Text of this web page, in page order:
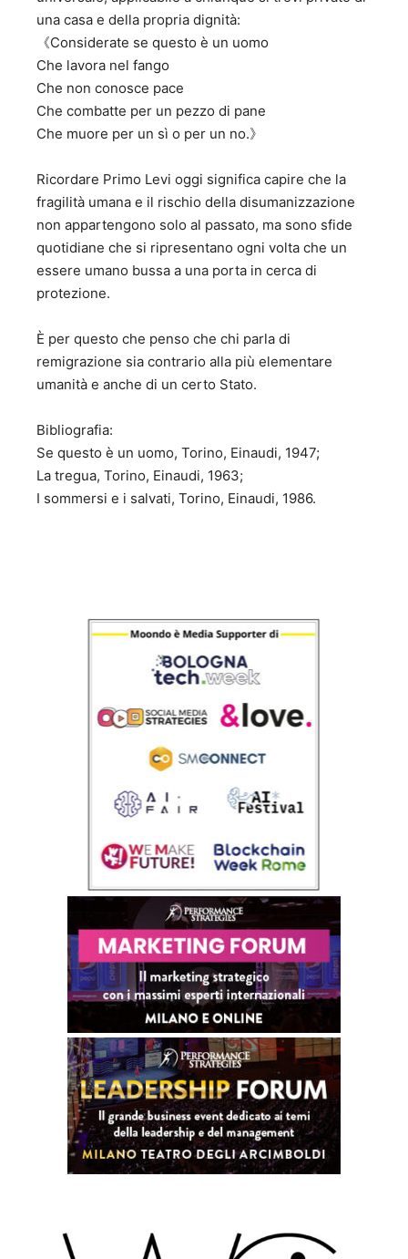
una casa e della propria dignità:
​《Considerate se questo è un uomo
Che lavora nel fango
Che non conosce pace
Che combatte per un pezzo di pane
Che muore per un sì o per un no.》
​Ricordare Primo Levi oggi significa capire che la
fragilità umana e il rischio della disumanizzazione
non appartengono solo al passato, ma sono sfide
quotidiane che si ripresentano ogni volta che un
essere umano bussa a una porta in cerca di
protezione.
È per questo che penso che chi parla di
remigrazione sia contrario alla più elementare
umanità e anche di un certo Stato.
Bibliografia:
Se questo è un uomo, Torino, Einaudi, 1947;
La tregua, Torino, Einaudi, 1963;
I sommersi e i salvati, Torino, Einaudi, 1986.